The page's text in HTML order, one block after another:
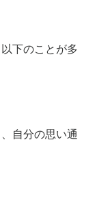
下のことが多
自分の思い通